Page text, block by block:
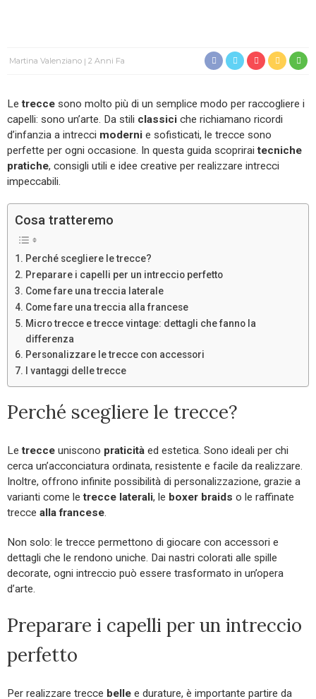
Martina Valenziano 2 Anni Fa
Letrecce sono molto più di un semplice modo per raccogliere i
capelli: sono un’arte. Da stili classici che richiamano ricordi
d’infanzia a intrecci moderni e sofisticati, le trecce sono
perfette per ogni occasione. In questa guida scopriraitecniche
pratiche, consigli utili e idee creative per realizzare intrecci
impeccabili.
Cosa tratteremo
Perché scegliere le trecce?
Preparare i capelli per un intreccio perfetto
Come fare una treccia laterale
Come fare una treccia alla francese
Micro trecce e trecce vintage: dettagli che fanno la
differenza
Personalizzare le trecce con accessori
I vantaggi delle trecce
Perché scegliere le trecce?
Letrecce uniscono praticità ed estetica. Sono ideali per chi
cerca un’acconciatura ordinata, resistente e facile da realizzare.
Inoltre, offrono infinite possibilità di personalizzazione, grazie a
varianti come letrecce laterali, le boxer braids o le raffinate
trecce alla francese.
Non solo: le trecce permettono di giocare con accessori e
dettagli che le rendono uniche. Dai nastri colorati alle spille
decorate, ogni intreccio può essere trasformato in un’opera
d’arte.
Preparare i capelli per un intreccio
perfetto
Per realizzare trecce belle e durature, è importante partire da